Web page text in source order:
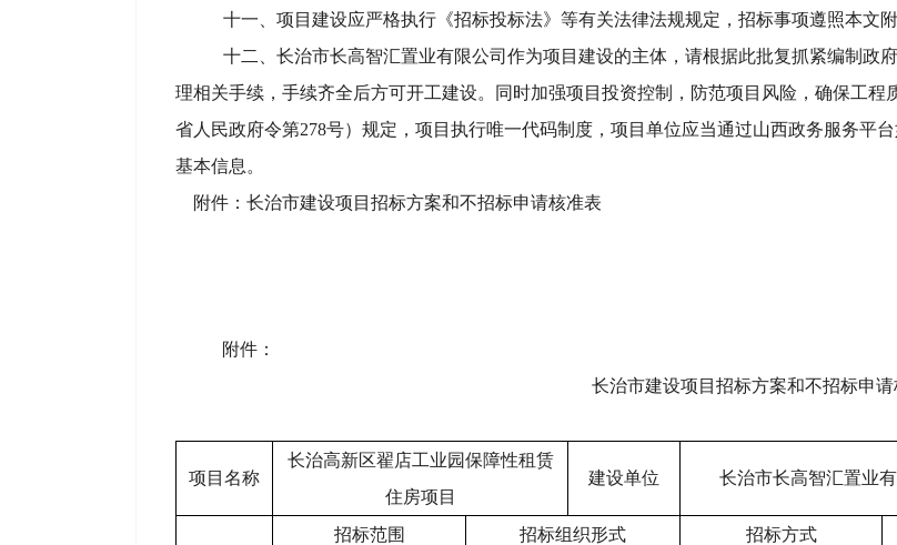
十一、项目建设应严格执行《招标投标法》等有关法律法规规定，招标事项遵照本文附
十二、 长治市长高智汇置业有限公司 作为项目建设的主体，请根据此批复抓紧编制政
理相关手续，手续齐全后方可开工建设。同时加强项目投资控制，防范项目风险，确保工
省人民政府令第278号）规定，项目执行唯一代码制度，项目单位应当通过山西政务服务平
基本信息。
附件：长治市建设项目招标方案和不招标申请核准表
附件：
长治市建设项目招标方案和不招标申请
项目名称
长治高新区翟店工业园保障性租赁
住房项目
建设单位 长治市长高智汇置业
招标范围 招标组织形式 招标方式